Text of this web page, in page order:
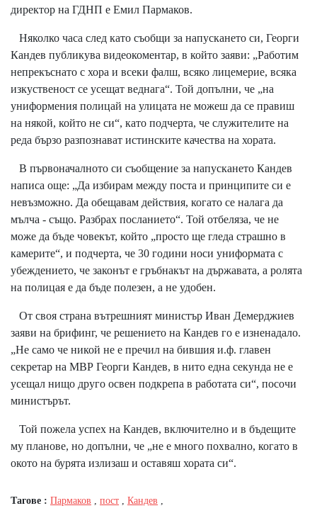
директор на ГДНП е Емил Пармаков.
Няколко часа след като съобщи за напускането си, Георги
Кандев публикува видеокоментар, в който заяви: „Работим
непрекъснато с хора и всеки фалш, всяко лицемерие, всяка
изкуственост се усещат веднага“. Той допълни, че „на
униформения полицай на улицата не можеш да се правиш
на някой, който не си“, като подчерта, че служителите на
реда бързо разпознават истинските качества на хората.
В първоначалното си съобщение за напускането Кандев
написа още: „Да избирам между поста и принципите си е
невъзможно. Да обещавам действия, когато се налага да
мълча - също. Разбрах посланието“. Той отбеляза, че не
може да бъде човекът, който „просто ще гледа страшно в
камерите“, и подчерта, че 30 години носи униформата с
убеждението, че законът е гръбнакът на държавата, а ролята
на полицая е да бъде полезен, а не удобен.
От своя страна вътрешният министър Иван Демерджиев
заяви на брифинг, че решението на Кандев го е изненадало.
„Не само че никой не е пречил на бившия и.ф. главен
секретар на МВР Георги Кандев, в нито една секунда не е
усещал нищо друго освен подкрепа в работата си“, посочи
министърът.
Той пожела успех на Кандев, включително и в бъдещите
му планове, но допълни, че „не е много похвално, когато в
окото на бурята излизаш и оставяш хората си“.
Тагове : Пармаков , пост , Кандев ,